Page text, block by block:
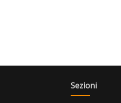
Sezioni